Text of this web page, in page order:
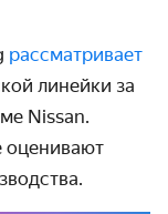
рассматривает
линейки за
Nissan.
оценивают